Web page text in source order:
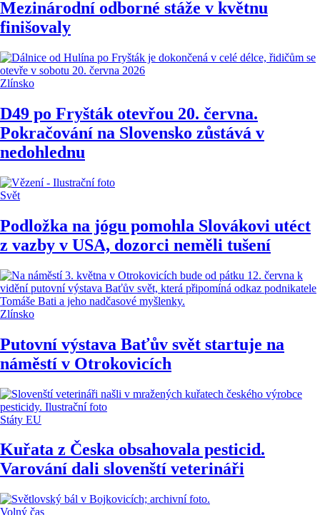
Mezinárodní odborné stáže v květnu
finišovaly
Zlínsko
D49 po Fryšták otevřou 20. června.
Pokračování na Slovensko zůstává v
nedohlednu
Svět
Podložka na jógu pomohla Slovákovi utéct
z vazby v USA, dozorci neměli tušení
Zlínsko
Putovní výstava Baťův svět startuje na
náměstí v Otrokovicích
Státy EU
Kuřata z Česka obsahovala pesticid.
Varování dali slovenští veterináři
Volný čas